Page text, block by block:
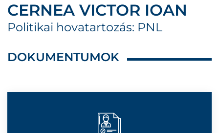
CERNEA VICTOR IOAN
Politikai hovatartozás: PNL
DOKUMENTUMOK